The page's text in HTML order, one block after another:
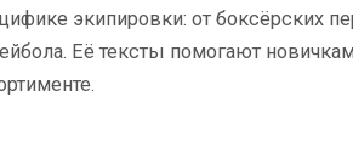
экипировки: от боксёрских
Её тексты помогают